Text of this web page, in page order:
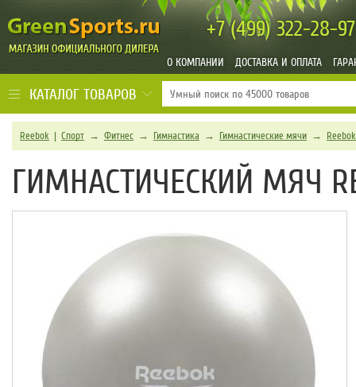
+7 (499)322-28-97
О КОМПАНИИ ДОСТАВКА И ОПЛАТА
КАТАЛОГ ТОВАРОВ
Reebok | Спорт → Фитнес → Гимнастика → Гимнастические мячи → Reebok
ГИМНАСТИЧЕСКИЙ МЯЧ